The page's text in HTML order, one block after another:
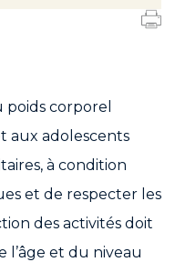
poids corporel
aux adolescents
à condition
et de respecter les
des activités doit
et du niveau